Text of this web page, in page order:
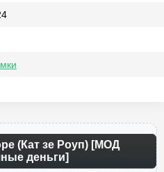
(Кат зе Роуп) [МОД
деньги]